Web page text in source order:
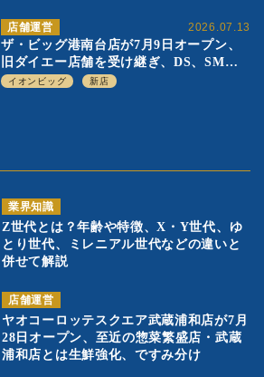
2026.07.13
店舗運営
ザ・ビッグ港南台店が7月9日オープン、
旧ダイエー店舗を受け継ぎ、DS、SM激
戦区にイオンビッグが出店へ
イオンビッグ 新店
業界知識
Z世代とは？年齢や特徴、X・Y世代、ゆ
とり世代、ミレニアル世代などの違いと
併せて解説
店舗運営
ヤオコーロッテスクエア武蔵浦和店が7月
28日オープン、至近の惣菜繁盛店・武蔵
浦和店とは生鮮強化、ですみ分け